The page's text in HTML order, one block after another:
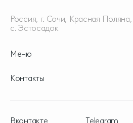
Меню
Россия, г. Сочи, Красная Поляна,
с. Эстосадок
Контакты
Вконтакте Telegram